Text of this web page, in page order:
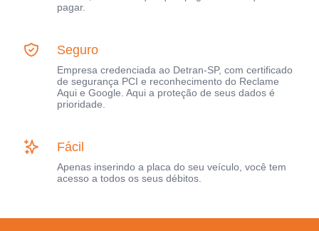
pagar.
Seguro
Empresa credenciada ao Detran-SP, com certificado
de segurança PCI e reconhecimento do Reclame
Aqui e Google. Aqui a proteção de seus dados é
prioridade.
Fácil
Apenas inserindo a placa do seu veículo, você tem
acesso a todos os seus débitos.